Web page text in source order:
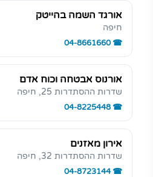
אורגד השמה בהייטק
חיפה
04-8661660
אורנוס אבטחה וכוח אדם
שדרות ההסתדרות 25, חיפה
04-8225448
אירון מאזנים
שדרות ההסתדרות 32, חיפה
04-8723144